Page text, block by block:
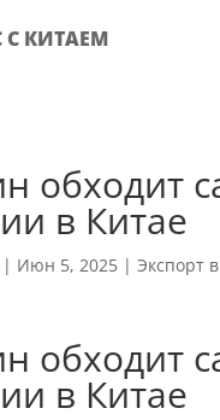
С КИТАЕМ
обходит
в Китае
| Июн 5, 2025 |Экспорт
обходит
в Китае